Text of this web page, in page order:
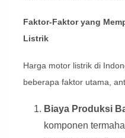
Faktor-Faktor yang
Listrik
Harga motor listrik di
beberapa faktor utama,
Biaya Produksi
komponen